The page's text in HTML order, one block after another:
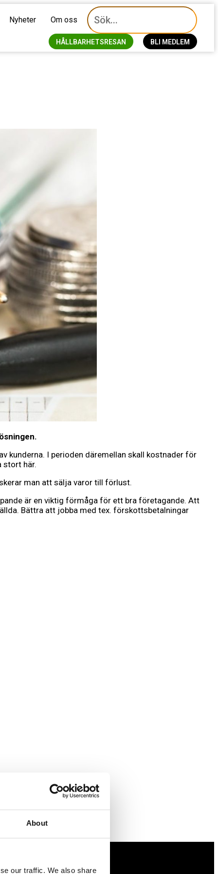
About
our traffic. We also share
Nyheter Om oss
HÅLLBARHETSRESAN BLI MEDLEM
kunderna. I perioden däremellan skall kostnader för
stort här.
man att sälja varor till förlust.
är en viktig förmåga för ett bra företagande. Att
Bättra att jobba med tex. förskottsbetalningar